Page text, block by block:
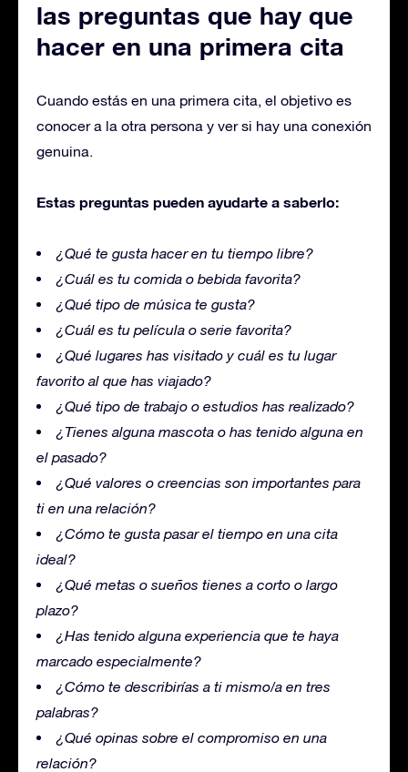
las preguntas que hay que
hacer en una primera cita
Cuando estás en una primera cita, el objetivo es
conocer a la otra persona y ver si hay una conexión
genuina.
Estas preguntas pueden ayudarte a saberlo:
¿Qué te gusta hacer en tu tiempo libre?
¿Cuál es tu comida o bebida favorita?
¿Qué tipo de música te gusta?
¿Cuál es tu película o serie favorita?
¿Qué lugares has visitado y cuál es tu lugar
favorito al que has viajado?
¿Qué tipo de trabajo o estudios has realizado?
¿Tienes alguna mascota o has tenido alguna en
el pasado?
¿Qué valores o creencias son importantes para
ti en una relación?
¿Cómo te gusta pasar el tiempo en una cita
ideal?
¿Qué metas o sueños tienes a corto o largo
plazo?
¿Has tenido alguna experiencia que te haya
marcado especialmente?
¿Cómo te describirías a ti mismo/a en tres
palabras?
¿Qué opinas sobre el compromiso en una
relación?